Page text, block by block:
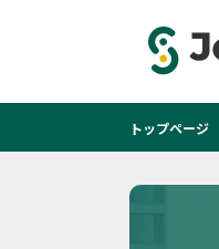
トップページ